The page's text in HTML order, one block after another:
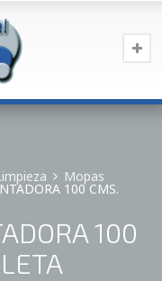
Mopas
100 CMS.
100